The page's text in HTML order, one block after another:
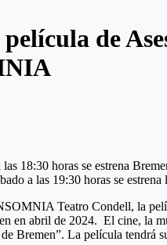
de
las 18:30 horas se estrena
a las 19:30 horas se
Teatro Condell, la
en abril de 2024. El cine, la
Bremen”. La película tendrá